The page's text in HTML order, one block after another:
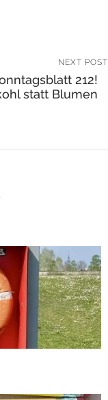
NEXT POST
212!
statt Blumen